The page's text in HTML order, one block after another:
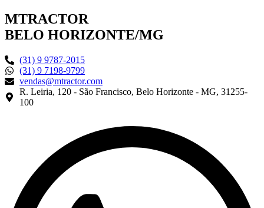
MTRACTOR
BELO HORIZONTE/MG
(31) 9 9787-2015
(31) 9 7198-9799
vendas@mtractor.com
R. Leiria, 120 - São Francisco, Belo Horizonte - MG, 31255-
100